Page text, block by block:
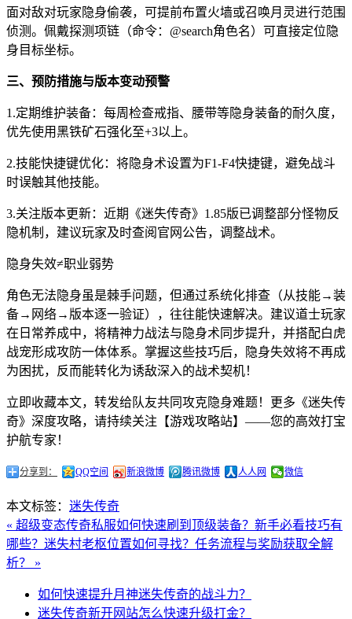
面对敌对玩家隐身偷袭，可提前布置火墙或召唤月灵进行范围
侦测。佩戴探测项链（命令：@search角色名）可直接定位隐
身目标坐标。
三、预防措施与版本变动预警
1.定期维护装备：每周检查戒指、腰带等隐身装备的耐久度，
优先使用黑铁矿石强化至+3以上。
2.技能快捷键优化：将隐身术设置为F1-F4快捷键，避免战斗
时误触其他技能。
3.关注版本更新：近期《迷失传奇》1.85版已调整部分怪物反
隐机制，建议玩家及时查阅官网公告，调整战术。
隐身失效≠职业弱势
角色无法隐身虽是棘手问题，但通过系统化排查（从技能→装
备→网络→版本逐一验证），往往能快速解决。建议道士玩家
在日常养成中，将精神力战法与隐身术同步提升，并搭配白虎
战宠形成攻防一体体系。掌握这些技巧后，隐身失效将不再成
为困扰，反而能转化为诱敌深入的战术契机！
立即收藏本文，转发给队友共同攻克隐身难题！更多《迷失传
奇》深度攻略，请持续关注【游戏攻略站】——您的高效打宝
护航专家！
分享到： QQ空间 新浪微博 腾讯微博 人人网 微信
本文标签： 迷失传奇
« 超级变态传奇私服如何快速刷到顶级装备？新手必看技巧有
哪些？ 迷失村老枢位置如何寻找？任务流程与奖励获取全解
析？ »
如何快速提升月神迷失传奇的战斗力？
迷失传奇新开网站怎么快速升级打金？